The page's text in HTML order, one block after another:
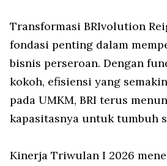
Transformasi BRIvolution
fondasi penting dalam
bisnis perseroan. Dengan
kokoh, efisiensi yang
pada UMKM, BRI terus
kapasitasnya untuk tumbuh
Kinerja Triwulan I 2026